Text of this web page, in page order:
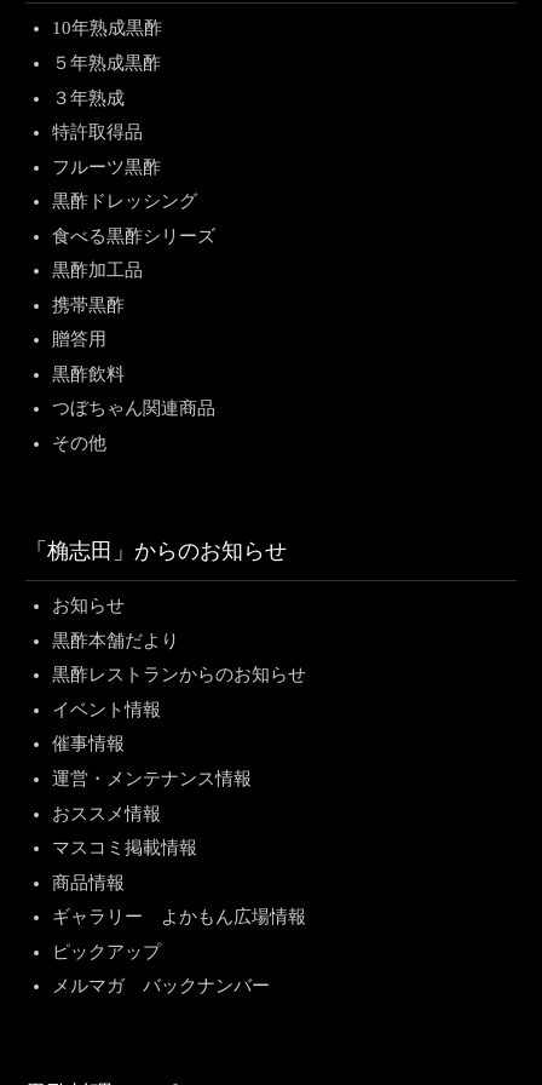
10年熟成黒酢
５年熟成黒酢
３年熟成
特許取得品
フルーツ黒酢
黒酢ドレッシング
食べる黒酢シリーズ
黒酢加工品
携帯黒酢
贈答用
黒酢飲料
つぼちゃん関連商品
その他
「桷志田」からのお知らせ
お知らせ
黒酢本舗だより
黒酢レストランからのお知らせ
イベント情報
催事情報
運営・メンテナンス情報
おススメ情報
マスコミ掲載情報
商品情報
ギャラリー よかもん広場情報
ピックアップ
メルマガ バックナンバー